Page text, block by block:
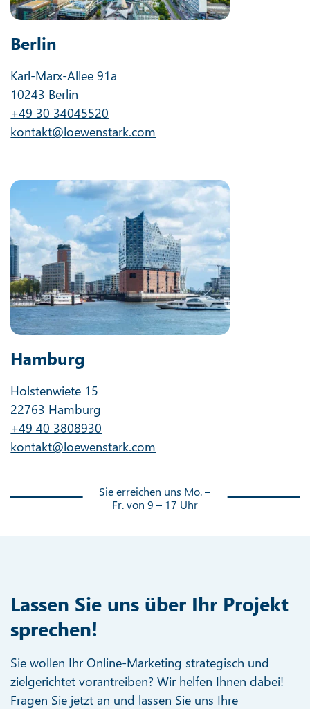
Berlin
Karl-Marx-Allee 91a
10243 Berlin
+49 30 34045520
kontakt@loewenstark.com
Hamburg
Holstenwiete 15
22763 Hamburg
+49 40 3808930
kontakt@loewenstark.com
Sie erreichen uns Mo. –
Fr. von 9 – 17 Uhr
Lassen Sie uns über Ihr Projekt
sprechen!
Sie wollen Ihr Online-Marketing strategisch und
zielgerichtet vorantreiben? Wir helfen Ihnen dabei!
Fragen Sie jetzt an und lassen Sie uns Ihre